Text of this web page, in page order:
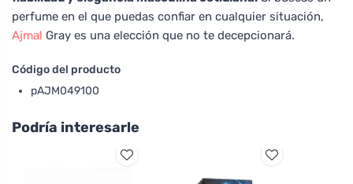
perfume en el que puedas confiar en cualquier situación,
Ajmal Gray es una elección que no te decepcionará.
Código del producto
pAJM049100
Podría interesarle